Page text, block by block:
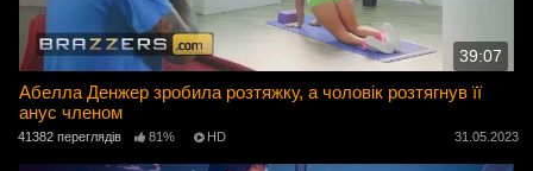
39:07
Абелла Денжер зробила розтяжку, а чоловік розтягнув її
анус членом
41382 переглядів 81% HD 31.05.2023